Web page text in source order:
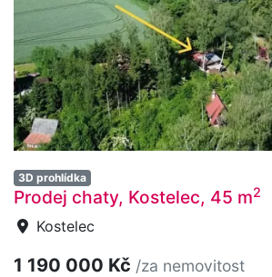
3D prohlídka
Prodej chaty, Kostelec, 45 m2
Kostelec
1 190 000 Kč /za nemovitost